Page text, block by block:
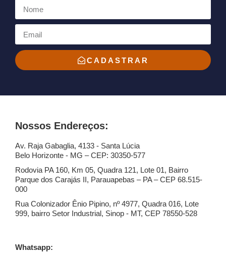
Nossos Endereços:
Av. Raja Gabaglia, 4133 - Santa Lúcia
Belo Horizonte - MG – CEP: 30350-577
Rodovia PA 160, Km 05, Quadra 121, Lote 01, Bairro
Parque dos Carajás II, Parauapebas – PA – CEP 68.515-
000
Rua Colonizador Ênio Pipino, nº 4977, Quadra 016, Lote
999, bairro Setor Industrial, Sinop - MT, CEP 78550-528
Whatsapp:
CADASTRAR